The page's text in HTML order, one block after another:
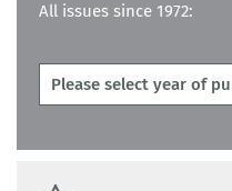
All issues since 1972: